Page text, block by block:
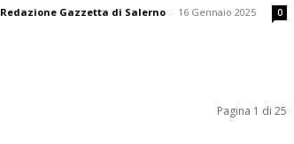
Redazione Gazzetta di Salerno - 16 Gennaio 2025 0
Pagina 1 di 25